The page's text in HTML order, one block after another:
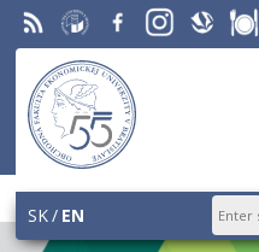
RSS University
of
Economics
in
Bratislava
FacebookInstagram
Slovak
SK EN